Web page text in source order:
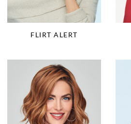
FLIRT ALERT